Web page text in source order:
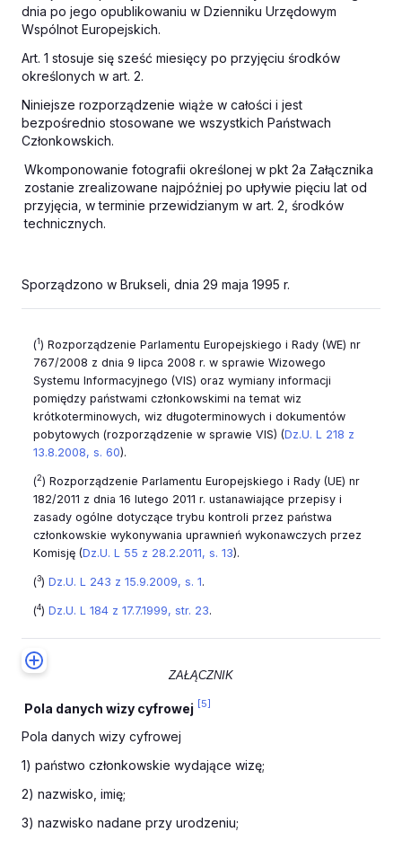
dnia po jego opublikowaniu w Dzienniku Urzędowym
Wspólnot Europejskich.
Art. 1 stosuje się sześć miesięcy po przyjęciu środków
określonych w art. 2.
Niniejsze rozporządzenie wiąże w całości i jest
bezpośrednio stosowane we wszystkich Państwach
Członkowskich.
Wkomponowanie fotografii określonej w pkt 2a Załącznika
zostanie zrealizowane najpóźniej po upływie pięciu lat od
przyjęcia, w terminie przewidzianym w art. 2, środków
technicznych.
Sporządzono w Brukseli, dnia 29 maja 1995 r.
(1) Rozporządzenie Parlamentu Europejskiego i Rady (WE) nr
767/2008 z dnia 9 lipca 2008 r. w sprawie Wizowego
Systemu Informacyjnego (VIS) oraz wymiany informacji
pomiędzy państwami członkowskimi na temat wiz
krótkoterminowych, wiz długoterminowych i dokumentów
pobytowych (rozporządzenie w sprawie VIS) (Dz.U. L 218 z
13.8.2008, s. 60).
(2) Rozporządzenie Parlamentu Europejskiego i Rady (UE) nr
182/2011 z dnia 16 lutego 2011 r. ustanawiające przepisy i
zasady ogólne dotyczące trybu kontroli przez państwa
członkowskie wykonywania uprawnień wykonawczych przez
Komisję (Dz.U. L 55 z 28.2.2011, s. 13).
(3) Dz.U. L 243 z 15.9.2009, s. 1.
(4) Dz.U. L 184 z 17.7.1999, str. 23.
ZAŁĄCZNIK
Pola danych wizy cyfrowej [5]
Pola danych wizy cyfrowej
1) państwo członkowskie wydające wizę;
2) nazwisko, imię;
3) nazwisko nadane przy urodzeniu;